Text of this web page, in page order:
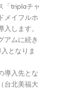
「triplaチャ
メイフルホ
します。
アムに続き
となりま
導入先とな
台北美福大